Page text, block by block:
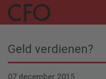
Geld verdienen?
07 december 2015